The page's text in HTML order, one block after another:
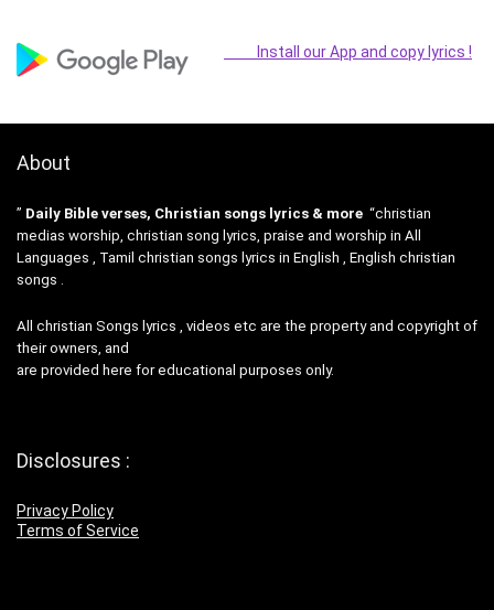
Install our App and copy lyrics !
About
” Daily Bible verses, Christian songs lyrics & more “christian
medias worship, christian song lyrics, praise and worship in All
Languages , Tamil christian songs lyrics in English , English christian
songs .
All christian Songs lyrics , videos etc are the property and copyright of
their owners, and
are provided here for educational purposes only.
Disclosures :
Privacy Policy
Terms of Service